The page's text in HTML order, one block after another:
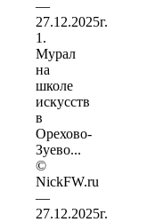
1.
Мурал
на
школе
искусств
в
Орехово-
Зуево...
©
NickFW.ru
—
27.12.2025г.